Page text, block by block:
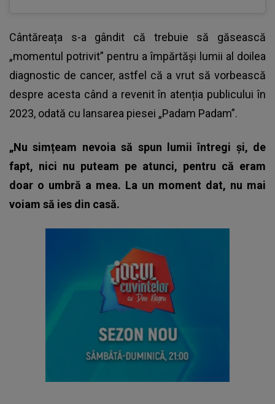
Cântăreața s-a gândit că trebuie să găsească
„momentul potrivit” pentru a împărtăși lumii al doilea
diagnostic de cancer, astfel că a vrut să vorbească
despre acesta când a revenit în atenția publicului în
2023, odată cu lansarea piesei „Padam Padam”.
„Nu simțeam nevoia să spun lumii întregi și, de
fapt, nici nu puteam pe atunci, pentru că eram
doar o umbră a mea. La un moment dat, nu mai
voiam să ies din casă.